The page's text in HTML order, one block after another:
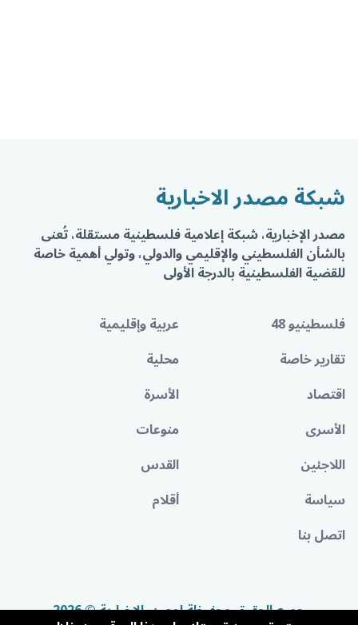
شبكة مصدر الاخبارية
مصدر الإخبارية، شبكة إعلامية فلسطينية مستقلة، تُعنى
بالشأن الفلسطيني والإقليمي والدولي، وتولي أهمية خاصة
للقضية الفلسطينية بالدرجة الأولى
فلسطينيو 48
عربية وإقليمية
تقارير خاصة
محلية
اقتصاد
الأسرة
الأسرى
منوعات
اللاجئين
القدس
سياسة
أقلام
اتصل بنا
جميع الحقوق محفوظة لمصدر الإخبارية © 2026